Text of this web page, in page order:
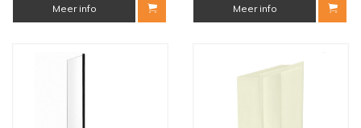
Meer info Meer info